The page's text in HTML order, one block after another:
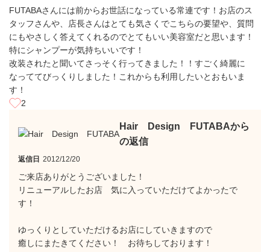
FUTABAさんには前からお世話になっている常連です！お店のス
タッフさんや、店長さんはとても気さくでこちらの要望や、質問
にもやさしく答えてくれるのでとてもいい美容室だと思います！
特にシャンプーが気持ちいいです！
改装されたと聞いてさっそく行ってきました！！すごく綺麗に
なっててびっくりしました！これからも利用したいとおもいま
す！
2
Hair Design FUTABAから
の返信
返信日 2012/12/20
ご来店ありがとうございました！
リニューアルしたお店 気に入っていただけてよかったで
す！
ゆっくりとしていただけるお店にしていきますので
癒しにまたきてください！ お待ちしております！